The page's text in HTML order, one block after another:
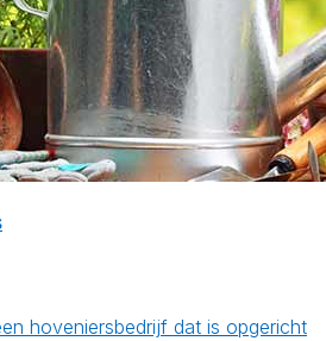
hoveniersbedrijf dat is opgericht